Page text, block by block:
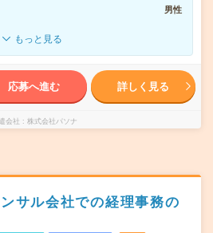
男性
もっと見る
応募へ進む 詳しく見る
会社 株式会社パソナ
サル会社での経理事務の